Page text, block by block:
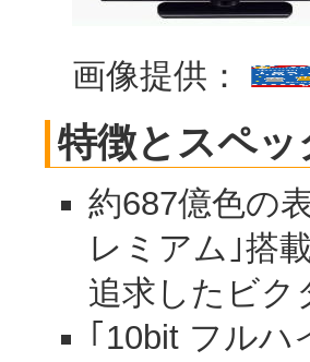
画像提供：
特徴とスペッ
約687億色の
レミアム｣搭
追求したビク
｢10bit フルハ